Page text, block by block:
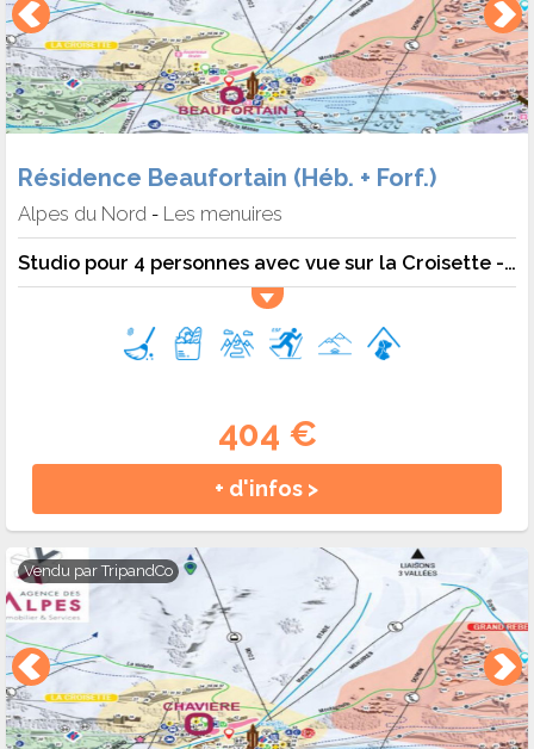
Résidence Beaufortain (Héb. + Forf.)
Alpes du Nord - Les menuires
Studio pour 4 personnes avec vue sur la Croisette - 4 pers. - 24m2 - TV - Animaux admis
404 €
+ d'infos >
Vendu parTripandCo